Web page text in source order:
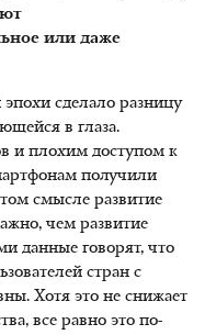
или даже
сделало разницу
в глаза.
и плохим доступом к
получили
смысле развитие
чем развитие
данные говорят, что
стран с
Хотя это не снижает
все равно это по-